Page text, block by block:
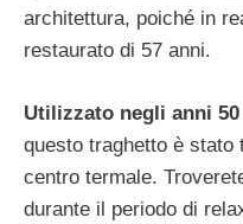
architettura, poiché in
restaurato di 57 anni.
Utilizzato negli anni
questo traghetto è
centro termale.
durante il periodo di